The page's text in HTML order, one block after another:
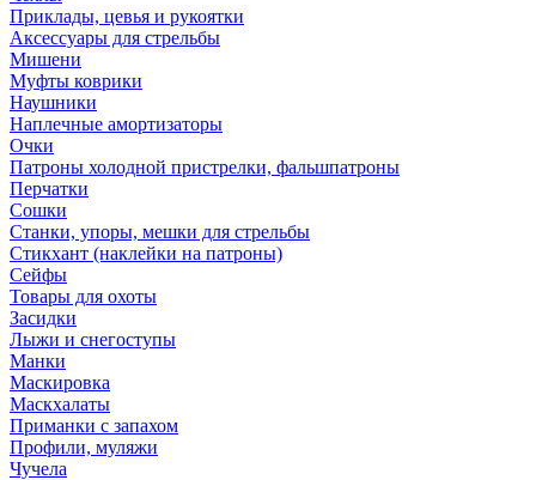
Приклады, цевья и рукоятки
Аксессуары для стрельбы
Мишени
Муфты коврики
Наушники
Наплечные амортизаторы
Очки
Патроны холодной пристрелки, фальшпатроны
Перчатки
Сошки
Станки, упоры, мешки для стрельбы
Стикхант (наклейки на патроны)
Сейфы
Товары для охоты
Засидки
Лыжи и снегоступы
Манки
Маскировка
Маскхалаты
Приманки с запахом
Профили, муляжи
Чучела